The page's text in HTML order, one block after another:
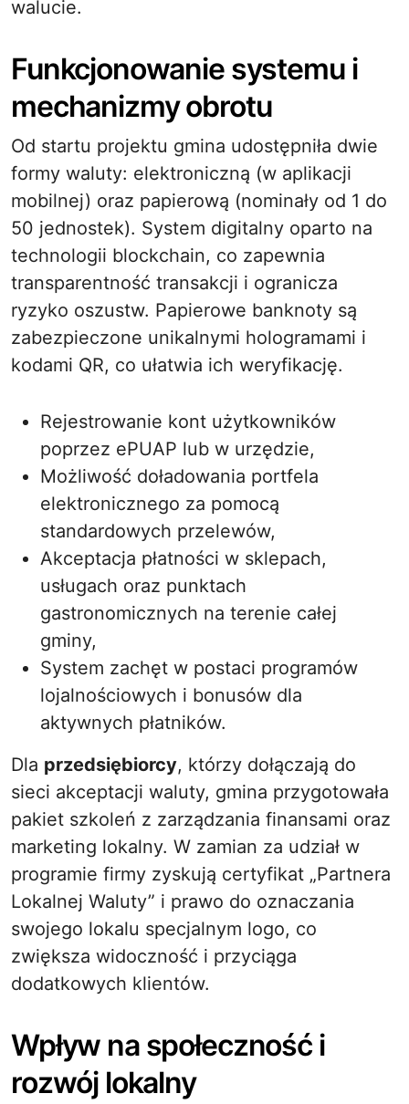
walucie.
Funkcjonowanie systemu i
mechanizmy obrotu
Od startu projektu gmina udostępniła dwie
formy waluty: elektroniczną (w aplikacji
mobilnej) oraz papierową (nominały od 1 do
50 jednostek). System digitalny oparto na
technologii blockchain, co zapewnia
transparentność transakcji i ogranicza
ryzyko oszustw. Papierowe banknoty są
zabezpieczone unikalnymi hologramami i
kodami QR, co ułatwia ich weryfikację.
Rejestrowanie kont użytkowników
poprzez ePUAP lub w urzędzie,
Możliwość doładowania portfela
elektronicznego za pomocą
standardowych przelewów,
Akceptacja płatności w sklepach,
usługach oraz punktach
gastronomicznych na terenie całej
gminy,
System zachęt w postaci programów
lojalnościowych i bonusów dla
aktywnych płatników.
Dla przedsiębiorcy, którzy dołączają do
sieci akceptacji waluty, gmina przygotowała
pakiet szkoleń z zarządzania finansami oraz
marketing lokalny. W zamian za udział w
programie firmy zyskują certyfikat „Partnera
Lokalnej Waluty” i prawo do oznaczania
swojego lokalu specjalnym logo, co
zwiększa widoczność i przyciąga
dodatkowych klientów.
Wpływ na społeczność i
rozwój lokalny